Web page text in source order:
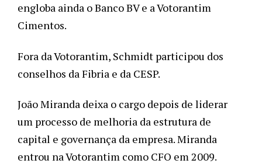
engloba ainda o Banco BV e a Votorantim
Cimentos.
Fora da Votorantim, Schmidt participou dos
conselhos da Fibria e da CESP.
João Miranda deixa o cargo depois de liderar
um processo de melhoria da estrutura de
capital e governança da empresa. Miranda
entrou na Votorantim como CFO em 2009.